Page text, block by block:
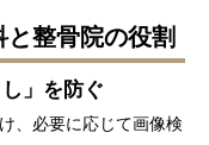
整骨院の役割
」を防ぐ
、必要に応じて画像検